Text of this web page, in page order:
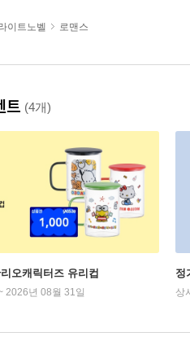
이트노벨 로맨스
트 (4개)
오캐릭터즈 유리컵
2026년 08월 31일
정
상